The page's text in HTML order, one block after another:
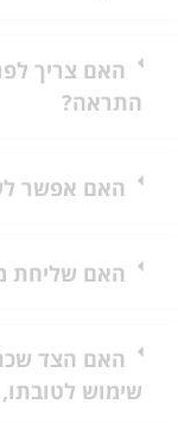
האם צריך
התראה?
האם אפשר
האם שליחת
האם הצד
שימוש